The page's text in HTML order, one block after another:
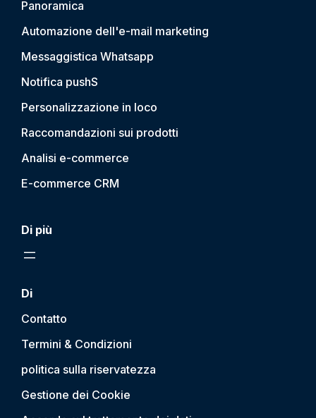
Panoramica
Automazione dell'e-mail marketing
Messaggistica Whatsapp
Notifica pushS
Personalizzazione in loco
Raccomandazioni sui prodotti
Analisi e-commerce
E-commerce CRM
Di più
Di
Contatto
Termini & Condizioni
politica sulla riservatezza
Gestione dei Cookie